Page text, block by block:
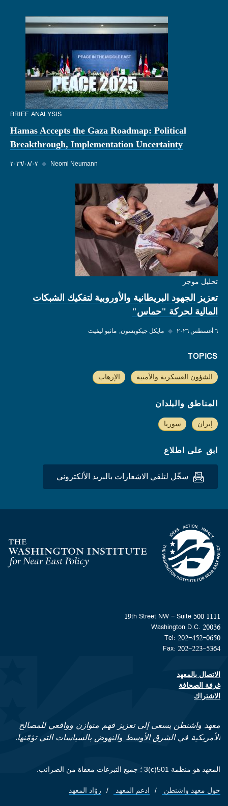
BRIEF ANALYSIS
Hamas Accepts the Gaza Roadmap: Political
Breakthrough, Implementation Uncertainty
٠٧‏/٠٨‏/٢٠٢٦ ◆ Neomi Neumann
تحليل موجز
تعزيز الجهود البريطانية والأوروبية لتفكيك الشبكات
المالية لحركة "حماس"
٦ أغسطس ٢٠٢٦ ◆ مايكل جيكوبسون ماثيو ليفيت
TOPICS
الشؤون العسكرية والأمنية الإرهاب
المناطق والبلدان
إيران سوريا
ابق على اطلاع
سجِّل لتلقي الاشعارات بالبريد الألكتروني
Homepage
1111 19th Street NW - Suite 500
Washington D.C. 20036
Tel: 202-452-0650
Fax: 202-223-5364
Footer contact links
الاتصال بالمعهد
غرفة الصحافة
الاشتراك
معهد واشنطن يسعى إلى تعزيز فهم متوازن وواقعي للمصالح
الأمريكية في الشرق الأوسط والنهوض بالسياسات التي تؤمّنها.
المعهد هو منظمة 501(c)3 ؛ جميع التبرعات معفاة من الضرائب.
Footer quick links
حول معهد واشنطن ادعم المعهد روّاد المعهد